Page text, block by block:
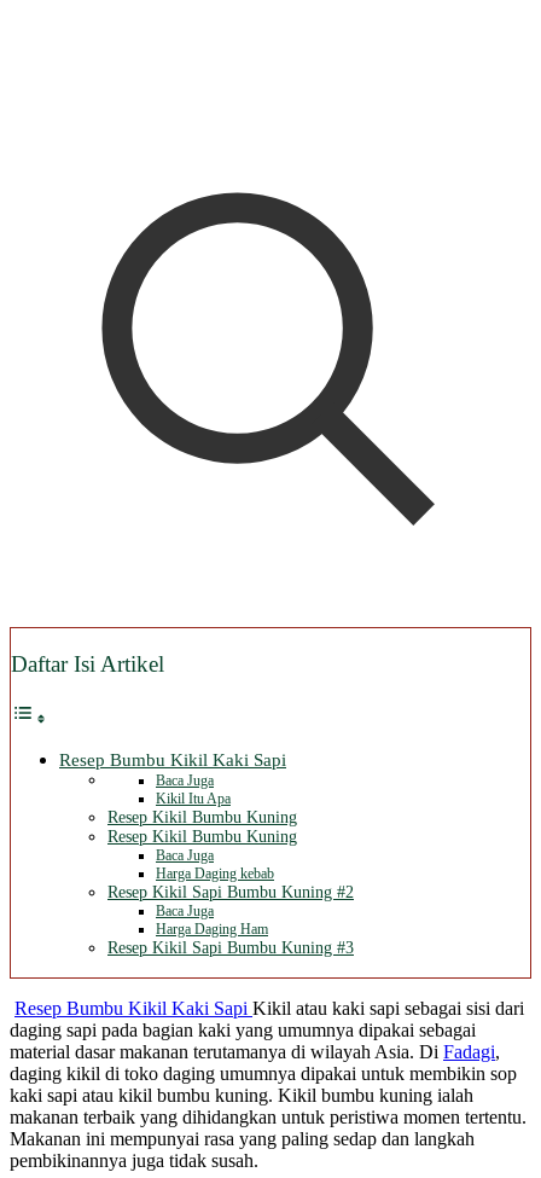
Daftar Isi Artikel
Resep Bumbu Kikil Kaki Sapi
Baca Juga
Kikil Itu Apa
Resep Kikil Bumbu Kuning
Resep Kikil Bumbu Kuning
Baca Juga
Harga Daging kebab
Resep Kikil Sapi Bumbu Kuning #2
Baca Juga
Harga Daging Ham
Resep Kikil Sapi Bumbu Kuning #3
Resep Bumbu Kikil Kaki Sapi Kikil atau kaki sapi sebagai sisi dari
daging sapi pada bagian kaki yang umumnya dipakai sebagai
material dasar makanan terutamanya di wilayah Asia. Di Fadagi,
daging kikil di toko daging umumnya dipakai untuk membikin sop
kaki sapi atau kikil bumbu kuning. Kikil bumbu kuning ialah
makanan terbaik yang dihidangkan untuk peristiwa momen tertentu.
Makanan ini mempunyai rasa yang paling sedap dan langkah
pembikinannya juga tidak susah.